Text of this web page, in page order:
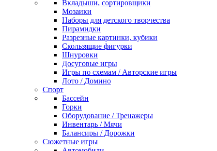
Вкладыши, сортировщики
Мозаики
Наборы для детского творчества
Пирамидки
Разрезные картинки, кубики
Скользящие фигурки
Шнуровки
Досуговые игры
Игры по схемам / Авторские игры
Лото / Домино
Спорт
Бассейн
Горки
Оборудование / Тренажеры
Инвентарь / Мячи
Балансиры / Дорожки
Сюжетные игры